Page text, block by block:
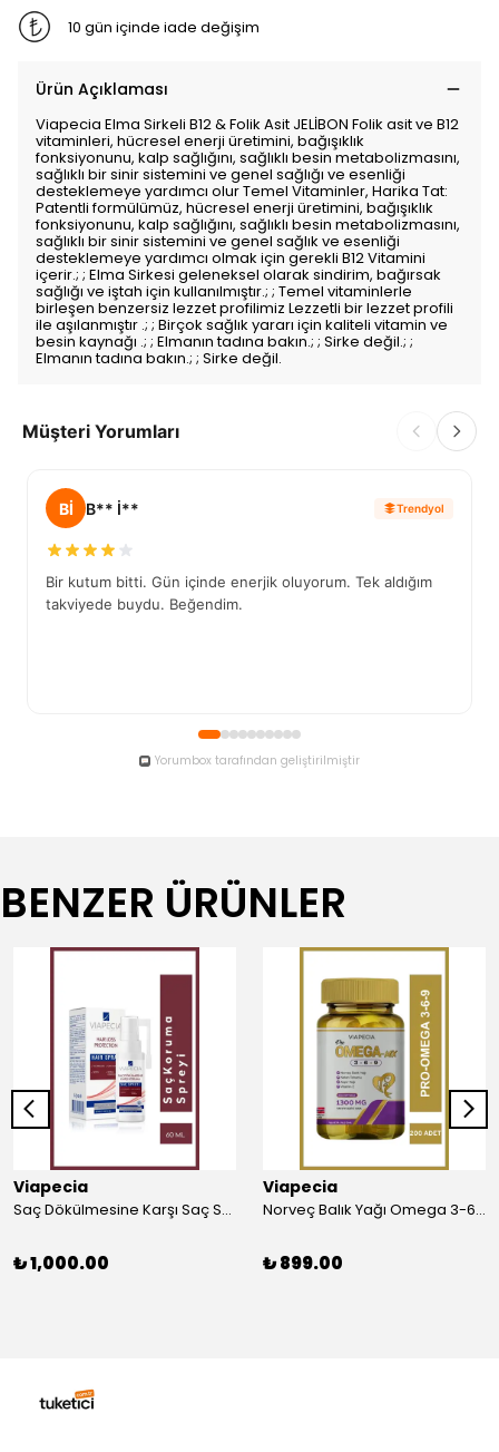
10 gün içinde iade değişim
Ürün Açıklaması
Viapecia Elma Sirkeli B12 & Folik Asit JELİBON Folik asit ve B12
vitaminleri, hücresel enerji üretimini, bağışıklık
fonksiyonunu, kalp sağlığını, sağlıklı besin metabolizmasını,
sağlıklı bir sinir sistemini ve genel sağlığı ve esenliği
desteklemeye yardımcı olur Temel Vitaminler, Harika Tat:
Patentli formülümüz, hücresel enerji üretimini, bağışıklık
fonksiyonunu, kalp sağlığını, sağlıklı besin metabolizmasını,
sağlıklı bir sinir sistemini ve genel sağlık ve esenliği
desteklemeye yardımcı olmak için gerekli B12 Vitamini
içerir.; ; Elma Sirkesi geleneksel olarak sindirim, bağırsak
sağlığı ve iştah için kullanılmıştır.; ; Temel vitaminlerle
birleşen benzersiz lezzet profilimiz Lezzetli bir lezzet profili
ile aşılanmıştır .; ; Birçok sağlık yararı için kaliteli vitamin ve
besin kaynağı .; ; Elmanın tadına bakın.; ; Sirke değil.; ;
Elmanın tadına bakın.; ; Sirke değil.
BENZER ÜRÜNLER
Viapecia
Saç Dökülmesine Karşı Saç Spreyi 60 Ml Caffein & Biotin & Procopil
₺ 1,000.00
Viapecia
Norveç Balık Yağı Omega 3-6-9 Keten Tohumu ve Aspir Yağı 200 Soft Jel, 1380 Mg, Pratik Kullanım
₺ 899.00